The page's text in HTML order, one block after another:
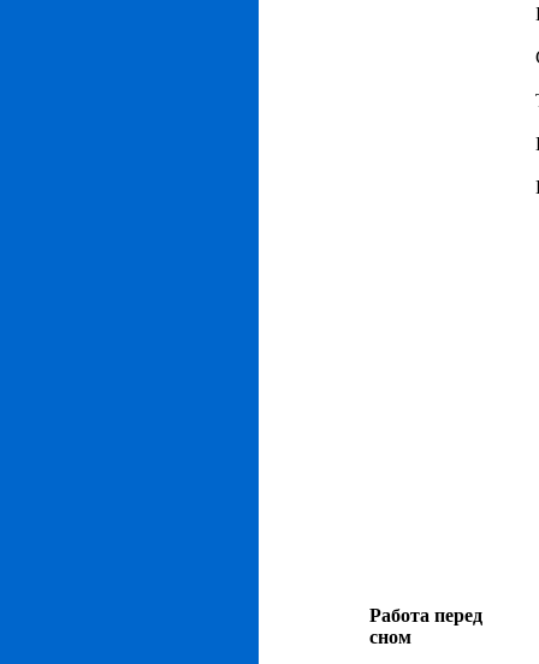
Работа перед
сном